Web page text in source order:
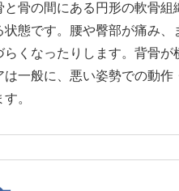
骨の間にある円形の軟骨
態です。腰や臀部が痛み
らくなったりします。背骨
一般に、悪い姿勢での動
。